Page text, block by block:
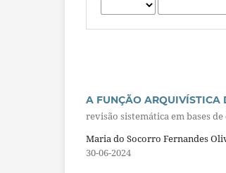
A FUNÇÃO ARQUIVÍSTICA
revisão sistemática em bases
Maria do Socorro Fernandes
30-06-2024